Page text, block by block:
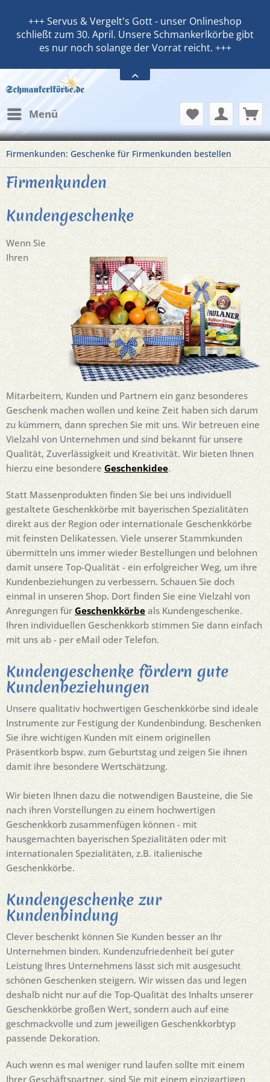
+++ Servus & Vergelt's Gott - unser Onlineshop
schließt zum 30. April. Unsere Schmankerlkörbe gibt
es nur noch solange der Vorrat reicht. +++
Menü
Firmenkunden: Geschenke für Firmenkunden bestellen
Firmenkunden
Kundengeschenke
Wenn Sie
Ihren
Mitarbeitern, Kunden und Partnern ein ganz besonderes
Geschenk machen wollen und keine Zeit haben sich darum
zu kümmern, dann sprechen Sie mit uns. Wir betreuen eine
Vielzahl von Unternehmen und sind bekannt für unsere
Qualität, Zuverlässigkeit und Kreativität. Wir bieten Ihnen
hierzu eine besondere Geschenkidee.
Statt Massenprodukten finden Sie bei uns individuell
gestaltete Geschenkkörbe mit bayerischen Spezialitäten
direkt aus der Region oder internationale Geschenkkörbe
mit feinsten Delikatessen. Viele unserer Stammkunden
übermitteln uns immer wieder Bestellungen und belohnen
damit unsere Top-Qualität - ein erfolgreicher Weg, um ihre
Kundenbeziehungen zu verbessern. Schauen Sie doch
einmal in unseren Shop. Dort finden Sie eine Vielzahl von
Anregungen für Geschenkkörbe als Kundengeschenke.
Ihren individuellen Geschenkkorb stimmen Sie dann einfach
mit uns ab - per eMail oder Telefon.
Kundengeschenke fördern gute
Kundenbeziehungen
Unsere qualitativ hochwertigen Geschenkkörbe sind ideale
Instrumente zur Festigung der Kundenbindung. Beschenken
Sie ihre wichtigen Kunden mit einem originellen
Präsentkorb bspw. zum Geburtstag und zeigen Sie ihnen
damit ihre besondere Wertschätzung.
Wir bieten Ihnen dazu die notwendigen Bausteine, die Sie
nach ihren Vorstellungen zu einem hochwertigen
Geschenkkorb zusammenfügen können - mit
hausgemachten bayerischen Spezialitäten oder mit
internationalen Spezialitäten, z.B. italienische
Geschenkkörbe.
Kundengeschenke zur
Kundenbindung
Clever beschenkt können Sie Kunden besser an Ihr
Unternehmen binden. Kundenzufriedenheit bei guter
Leistung Ihres Unternehmens lässt sich mit ausgesucht
schönen Geschenken steigern. Wir wissen das und legen
deshalb nicht nur auf die Top-Qualität des Inhalts unserer
Geschenkkörbe großen Wert, sondern auch auf eine
geschmackvolle und zum jeweiligen Geschenkkorbtyp
passende Dekoration.
Auch wenn es mal weniger rund laufen sollte mit einem
Ihrer Geschäftspartner, sind Sie mit einem einzigartigen